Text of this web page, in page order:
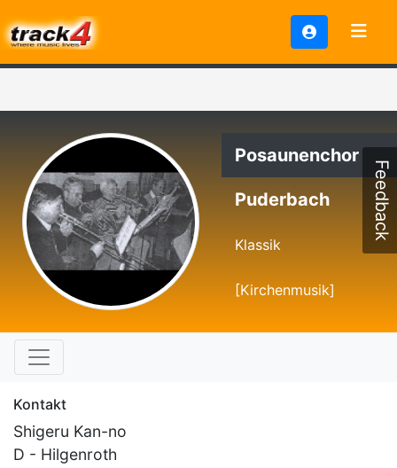
Posaunenchor
Puderbach
Klassik
[Kirchenmusik]
Kontakt
Shigeru Kan-no
D - Hilgenroth
Feedback